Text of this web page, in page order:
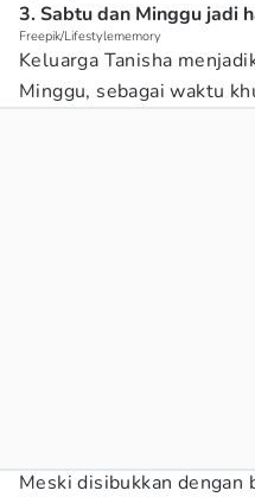
3. Sabtu dan Minggu jadi
Freepik/Lifestylememory
Keluarga Tanisha
Minggu, sebagai waktu
Meski disibukkan dengan